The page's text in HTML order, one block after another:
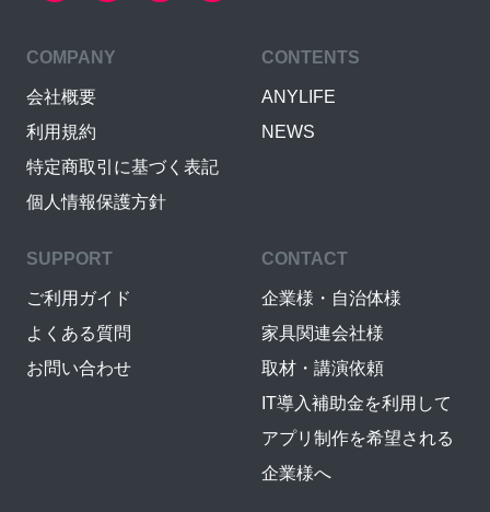
COMPANY
会社概要
利用規約
特定商取引に基づく表記
個人情報保護方針
CONTENTS
ANYLIFE
NEWS
SUPPORT
ご利用ガイド
よくある質問
お問い合わせ
CONTACT
企業様・自治体様
家具関連会社様
取材・講演依頼
IT導入補助金を利用して
アプリ制作を希望される
企業様へ